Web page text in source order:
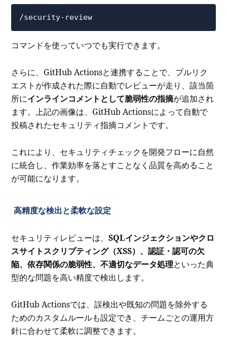
/security-review
コマンドを使っていつでも実行できます。
さらに、GitHub Actionsと連携することで、プルリク
エストが作成された際に自動でレビューが走り、該当箇
所にインラインコメントとして脆弱性の指摘が追加され
ます。上記の画像は、GitHub Actionsによって自動で
投稿されたセキュリティ指摘コメントです。
これにより、セキュリティチェックを開発フローに自然
に統合し、作業効率を落とすことなく品質を高めること
が可能になります。
高精度な検出と柔軟な設定
セキュリティレビューは、SQLインジェクションやクロ
スサイトスクリプティング（XSS）、認証・認可の欠
陥、依存関係の脆弱性、不適切なデータ処理といった典
型的な問題を高い精度で検出します。
GitHub Actionsでは、誤検出や既知の問題を除外する
ためのカスタムルールも設定でき、チームごとの運用方
針に合わせて柔軟に調整できます。